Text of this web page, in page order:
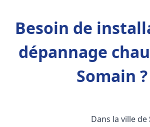
Besoin de
dépannage
Somain ?
Dans la ville de